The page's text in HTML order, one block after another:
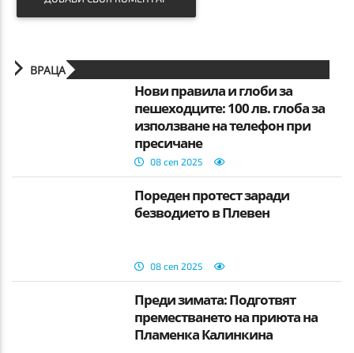
ВРАЦА
Нови правила и глоби за
пешеходците: 100 лв. глоба за
използване на телефон при
пресичане
08 сеп 2025
Пореден протест заради
безводието в Плевен
08 сеп 2025
Преди зимата: Подготвят
преместването на приюта на
Пламенка Калинкина